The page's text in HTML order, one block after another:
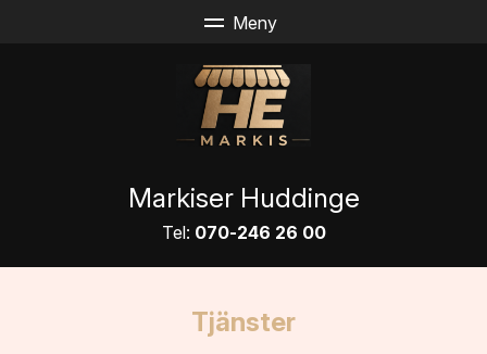
Markiser Huddinge
Tel: 070-246 26 00
Tjänster